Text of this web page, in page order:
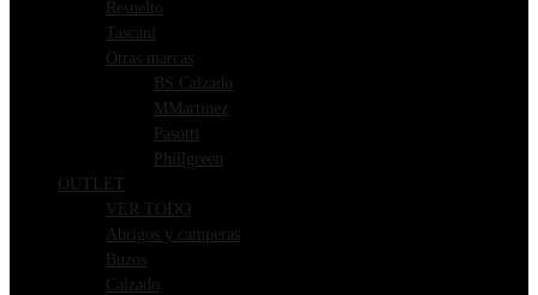
Resuelto
Tascani
Otras marcas
BS Calzado
MMartinez
Pasotti
Phillgreen
OUTLET
VER TODO
Abrigos y camperas
Buzos
Calzado